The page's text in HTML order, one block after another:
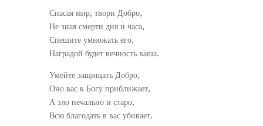
Спасая мир, твори Добро,
Не зная смерти дня и часа,
Спешите умножать его,
Наградой будет вечность ваша.
Умейте защищать Добро,
Оно вас к Богу приближает,
А зло печально и старо,
Всю благодать в вас убивает.